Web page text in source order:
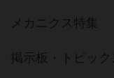
メカニクス特集
掲示板・トピック